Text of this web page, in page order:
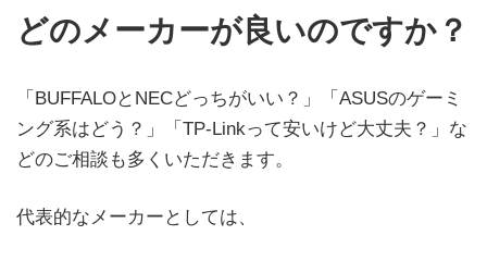
どのメーカーが良いのですか？
「BUFFALOとNECどっちがいい？」「ASUSのゲーミ
ング系はどう？」「TP-Linkって安いけど大丈夫？」な
どのご相談も多くいただきます。
代表的なメーカーとしては、